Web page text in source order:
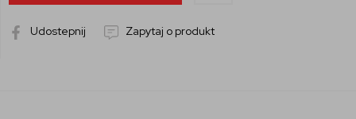
Udostepnij Zapytaj o produkt